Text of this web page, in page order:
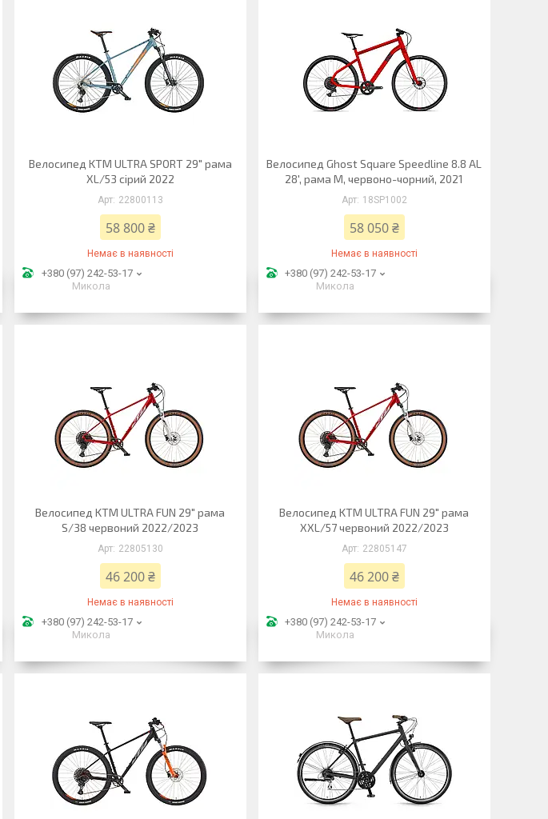
Велосипед KTM ULTRA SPORT 29" рама
XL/53 сірий 2022
22800113
58 800 ₴
Немає в наявності
+380 (97) 242-53-17
Микола
Велосипед Ghost Square Speedline 8.8 AL
28', рама M, червоно-чорний, 2021
18SP1002
58 050 ₴
Немає в наявності
+380 (97) 242-53-17
Микола
Велосипед KTM ULTRA FUN 29" рама
S/38 червоний 2022/2023
22805130
46 200 ₴
Немає в наявності
+380 (97) 242-53-17
Микола
Велосипед KTM ULTRA FUN 29" рама
XXL/57 червоний 2022/2023
22805147
46 200 ₴
Немає в наявності
+380 (97) 242-53-17
Микола